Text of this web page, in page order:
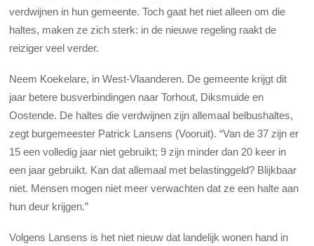
verdwijnen in hun gemeente. Toch gaat het niet alleen om die
haltes, maken ze zich sterk: in de nieuwe regeling raakt de
reiziger veel verder.
Neem Koekelare, in West-Vlaanderen. De gemeente krijgt dit
jaar betere busverbindingen naar Torhout, Diksmuide en
Oostende. De haltes die verdwijnen zijn allemaal belbushaltes,
zegt burgemeester Patrick Lansens (Vooruit). “Van de 37 zijn er
15 een volledig jaar niet gebruikt; 9 zijn minder dan 20 keer in
een jaar gebruikt. Kan dat allemaal met belastinggeld? Blijkbaar
niet. Mensen mogen niet meer verwachten dat ze een halte aan
hun deur krijgen.”
Volgens Lansens is het niet nieuw dat landelijk wonen hand in